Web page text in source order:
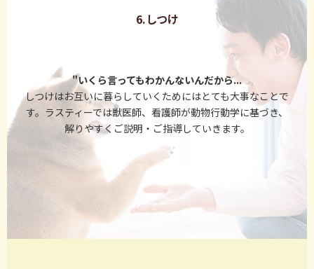
6.しつけ
"いくら言ってもわかんないんだから...
しつけはお互いに暮らしていくためにはとても大事なことで
す。ラスティーでは獣医師、看護師が動物行動学に基づき、
解りやすくご説明・ご指導していきます。